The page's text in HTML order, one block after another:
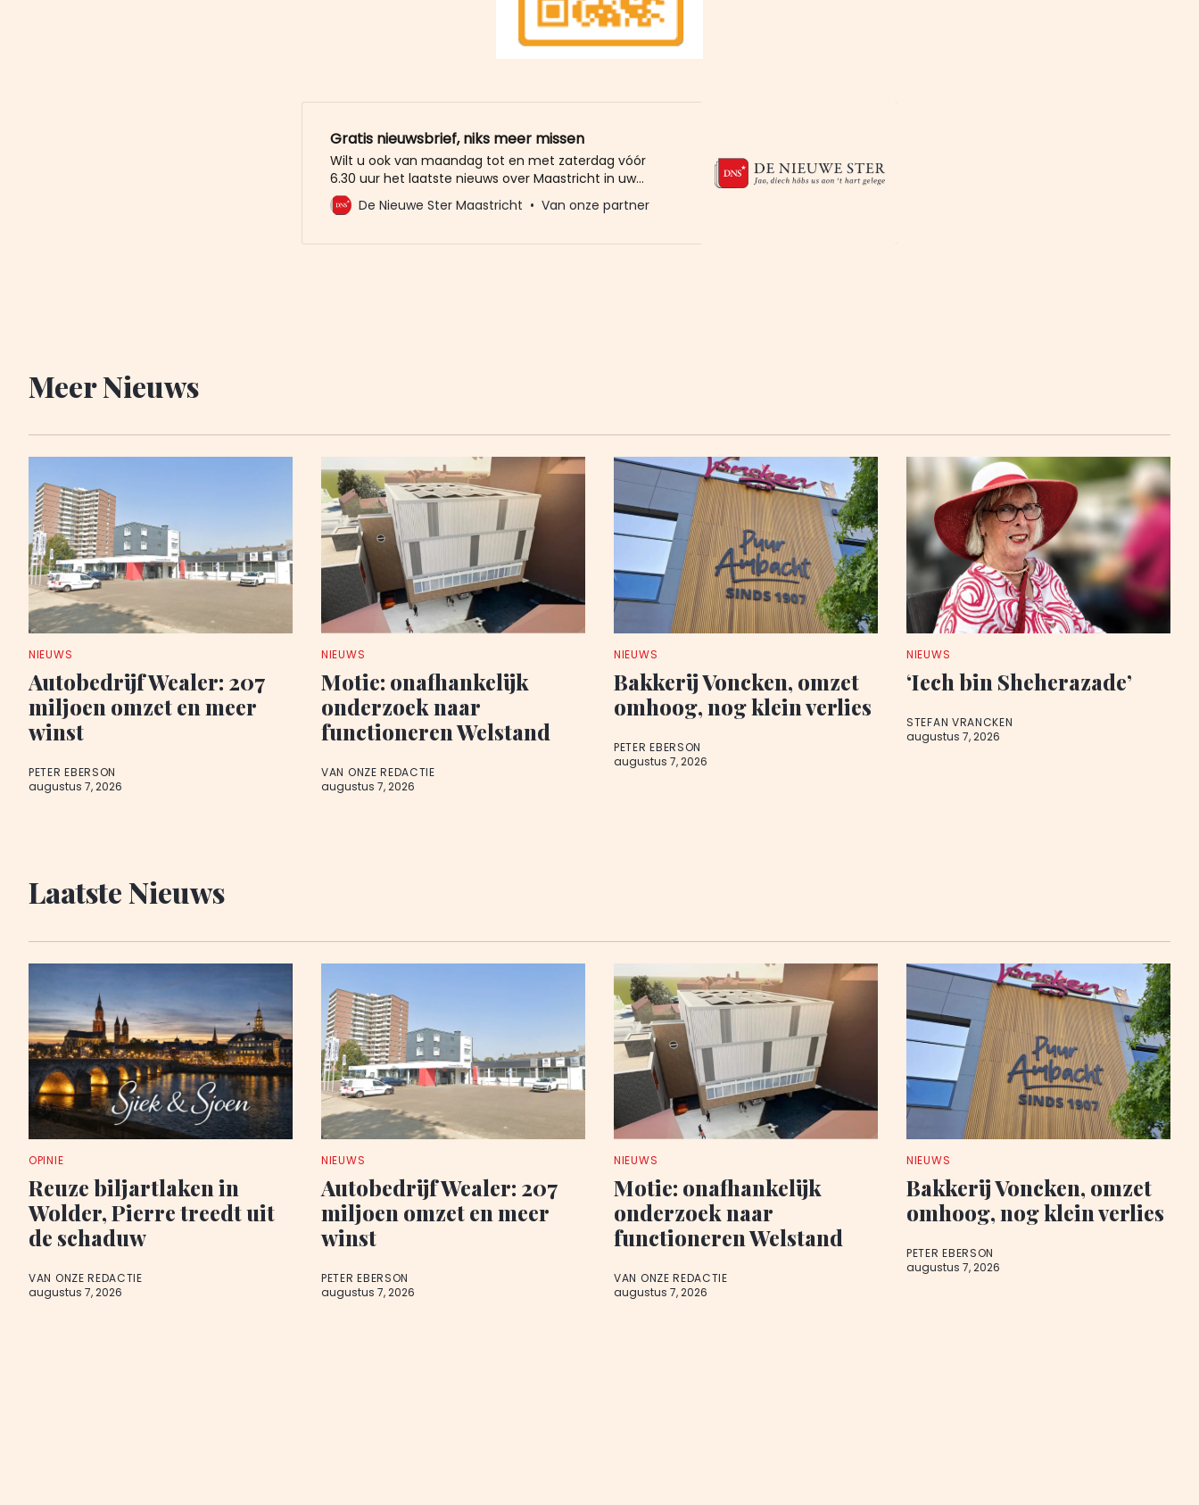
Gratis nieuwsbrief, niks meer missen
Wilt u ook van maandag tot en met zaterdag vóór
6.30 uur het laatste nieuws over Maastricht in uw
mailbox? Meld u dan gratis aan voor de nieuwbrief van
De Nieuwe Ster. Meer dan 20.000 trouwe lezers gingen
De Nieuwe Ster Maastricht Van onze partner
Meer Nieuws
NIEUWS
Autobedrijf Wealer: 207
miljoen omzet en meer
winst
PETER EBERSON
augustus 7, 2026
NIEUWS
Motie: onafhankelijk
onderzoek naar
functioneren Welstand
VAN ONZE REDACTIE
augustus 7, 2026
NIEUWS
Bakkerij Voncken, omzet
omhoog, nog klein verlies
PETER EBERSON
augustus 7, 2026
NIEUWS
‘Iech bin Sheherazade’
STEFAN VRANCKEN
augustus 7, 2026
Laatste Nieuws
OPINIE
Reuze biljartlaken in
Wolder, Pierre treedt uit
de schaduw
VAN ONZE REDACTIE
augustus 7, 2026
NIEUWS
Autobedrijf Wealer: 207
miljoen omzet en meer
winst
PETER EBERSON
augustus 7, 2026
NIEUWS
Motie: onafhankelijk
onderzoek naar
functioneren Welstand
VAN ONZE REDACTIE
augustus 7, 2026
NIEUWS
Bakkerij Voncken, omzet
omhoog, nog klein verlies
PETER EBERSON
augustus 7, 2026